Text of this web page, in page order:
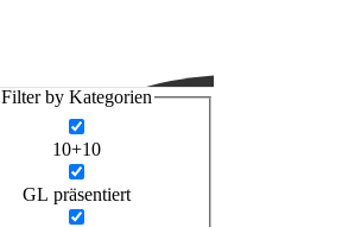
Filter by Kategorien
10+10
GL präsentiert